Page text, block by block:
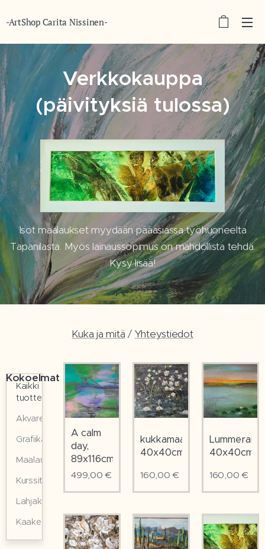
-ArtShop Carita Nissinen-
Verkkokauppa
(päivityksiä tulossa)
Isot maalaukset myydään pääasiassa työhuoneelta
Tapanilasta. Myös lainaussopimus on mahdollista tehdä.
Kysy lisää!
Kuka ja mitä / Yhteystiedot
Kokoelmat
Kaikki
tuotteet
Akvarellit
Grafiikat
Maalaukset
Kurssit
Lahjakortit
Kaakelilaatat
A calm
day,
89x116cm
499,00 €
kukkamaalaus
40x40cm
160,00 €
40x40cm
160,00 €